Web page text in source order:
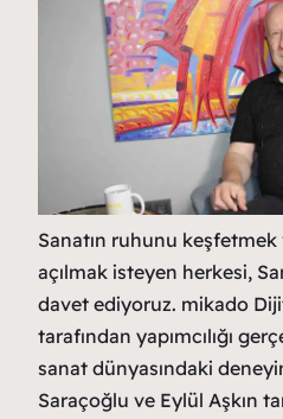
Sanatın ruhunu
açılmak isteyen herkesi,
davet ediyoruz. mikado
tarafından yapımcılığı
sanat dünyasındaki
Saraçoğlu ve Eylül Aşkın